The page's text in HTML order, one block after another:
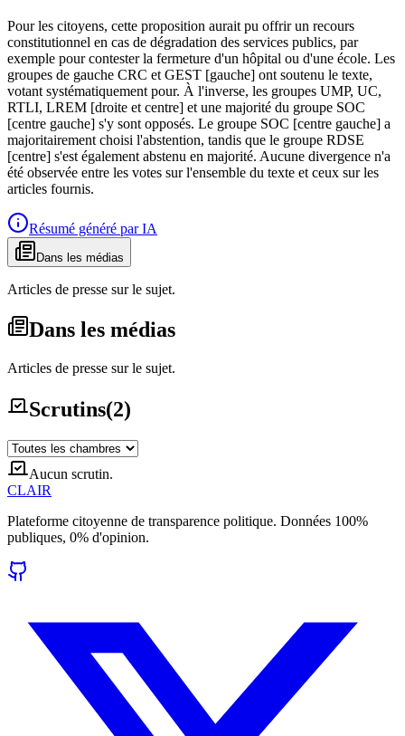
Pour les citoyens, cette proposition aurait pu offrir un recours
constitutionnel en cas de dégradation des services publics, par
exemple pour contester la fermeture d'un hôpital ou d'une école. Les
groupes de gauche CRC et GEST [gauche] ont soutenu le texte,
votant systématiquement pour. À l'inverse, les groupes UMP, UC,
RTLI, LREM [droite et centre] et une majorité du groupe SOC
[centre gauche] s'y sont opposés. Le groupe SOC [centre gauche] a
majoritairement choisi l'abstention, tandis que le groupe RDSE
[centre] s'est également abstenu en majorité. Aucune divergence n'a
été observée entre les votes sur l'ensemble du texte et ceux sur les
articles fournis.
Résumé généré par IA
Dans les médias
Articles de presse sur le sujet.
Dans les médias
Articles de presse sur le sujet.
Scrutins(2)
Aucun scrutin.
CLAIR
Plateforme citoyenne de transparence politique. Données 100%
publiques, 0% d'opinion.